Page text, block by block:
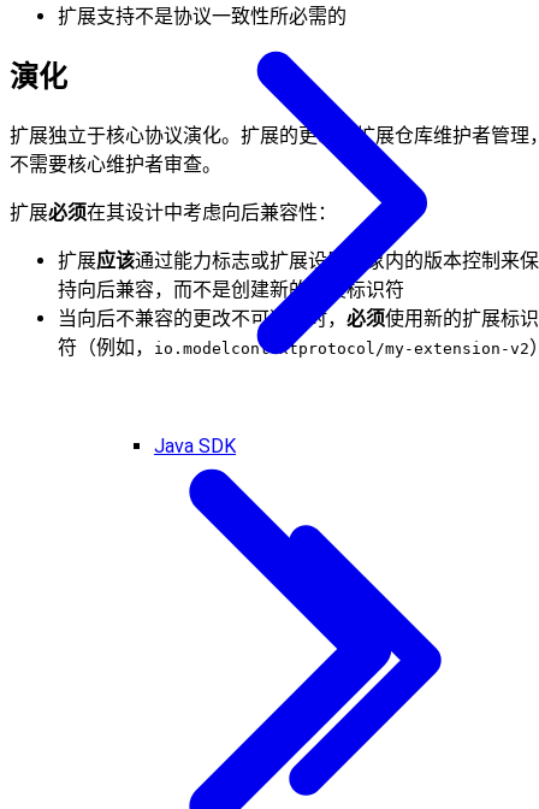
Java SDK
扩展支持不是协议一致性所必需的
演化
扩展独立于核心协议演化。扩展的更新由扩展仓库维护者管理
不需要核心维护者审查。
扩展必须在其设计中考虑向后兼容性：
扩展应该通过能力标志或扩展设置对象内的版本控制来保
持向后兼容，而不是创建新的扩展标识符
当向后不兼容的更改不可避免时， 必须使用新的扩展标识
符（例如，
io.modelcontextprotocol/my-extension-v2